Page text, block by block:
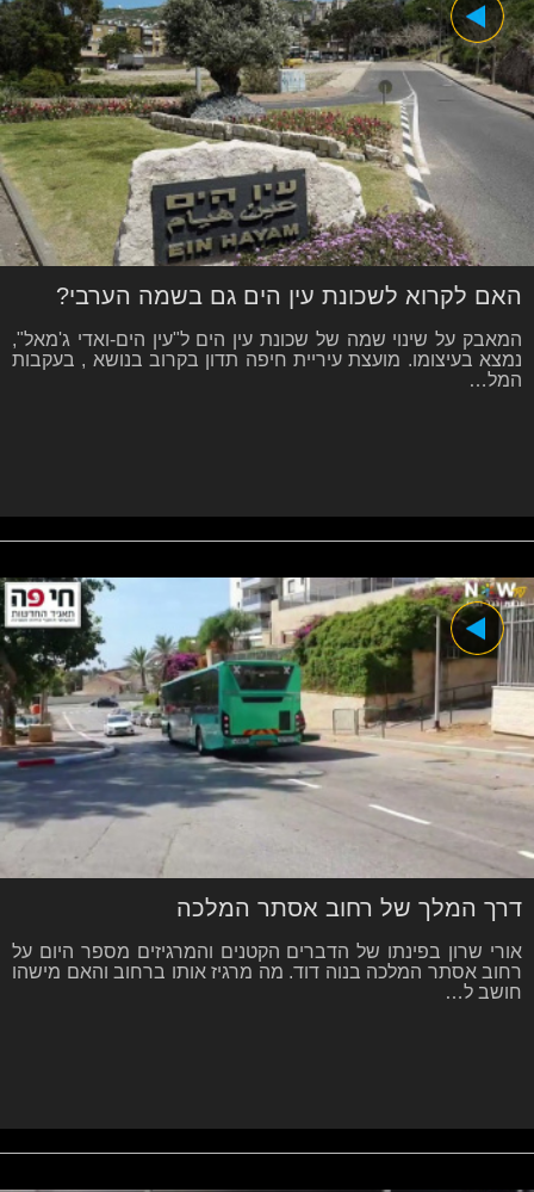
האם לקרוא לשכונת עין הים גם בשמה הערבי?
המאבק על שינוי שמה של שכונת עין הים ל"עין הים-ואדי ג'מאל",
נמצא בעיצומו. מועצת עיריית חיפה תדון בקרוב בנושא , בעקבות
המל…
דרך המלך של רחוב אסתר המלכה
אורי שרון בפינתו של הדברים הקטנים והמרגיזים מספר היום על
רחוב אסתר המלכה בנוה דוד. מה מרגיז אותו ברחוב והאם מישהו
חושב ל…